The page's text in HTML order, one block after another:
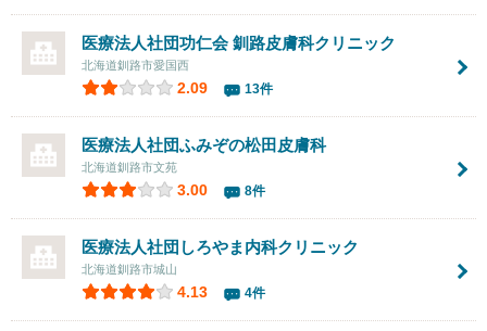
医療法人社団功仁会釧路皮膚科クリニック
北海道釧路市愛国西
2.09 13件
医療法人社団ふみぞの松田皮膚科
北海道釧路市文苑
3.00 8件
医療法人社団しろやま内科クリニック
北海道釧路市城山
4.13 4件